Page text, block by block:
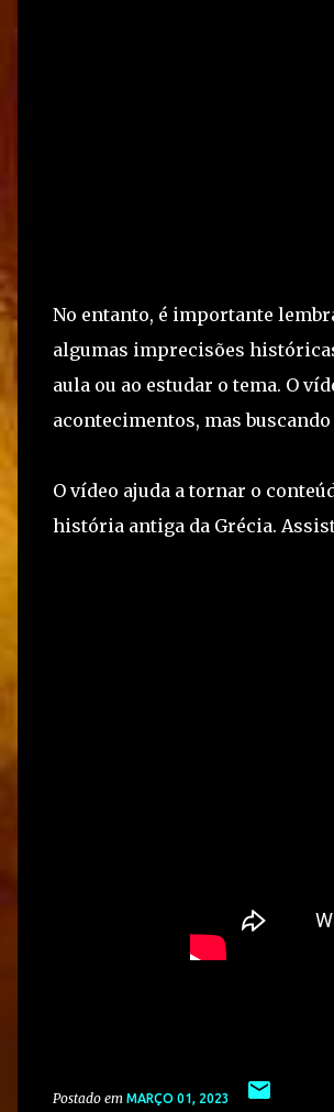
No entanto, é importante
algumas imprecisões
aula ou ao estudar o tema. O
acontecimentos, mas
O vídeo ajuda a tornar o
história antiga da Grécia.
Postado em MARÇO 01, 2023